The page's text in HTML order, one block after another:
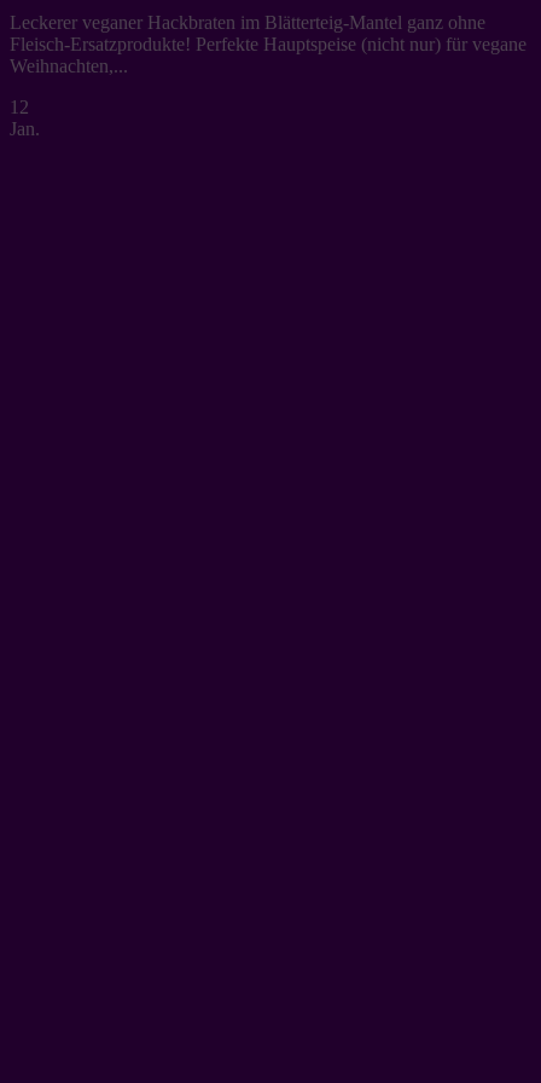
Leckerer veganer Hackbraten im Blätterteig-Mantel ganz ohne
Fleisch-Ersatzprodukte! Perfekte Hauptspeise (nicht nur) für vegane
Weihnachten,...
12
Jan.